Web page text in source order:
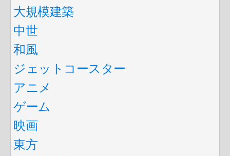
大規模建築
中世
和風
ジェットコースター
アニメ
ゲーム
映画
東方